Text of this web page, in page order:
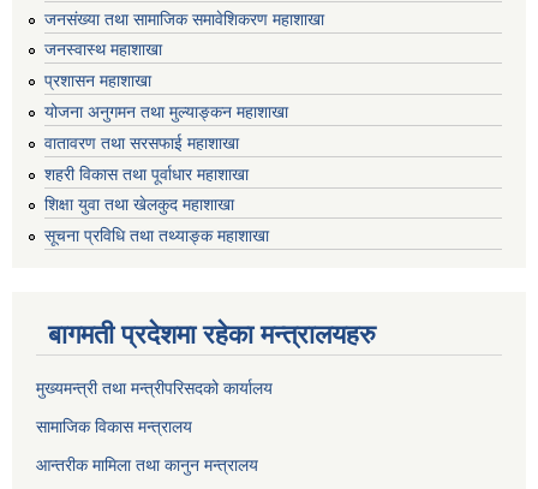
जनसंख्या तथा सामाजिक समावेशिकरण महाशाखा
जनस्वास्थ महाशाखा
प्रशासन महाशाखा
योजना अनुगमन तथा मुल्याङ्कन महाशाखा
वातावरण तथा सरसफाई महाशाखा
शहरी विकास तथा पूर्वाधार महाशाखा
शिक्षा युवा तथा खेलकुद महाशाखा
सूचना प्रविधि तथा तथ्याङ्क महाशाखा
बागमती प्रदेशमा रहेका मन्त्रालयहरु
मुख्यमन्त्री तथा मन्त्रीपरिसदको कार्यालय
सामाजिक विकास मन्त्रालय
आन्तरीक मामिला तथा कानुन मन्त्रालय